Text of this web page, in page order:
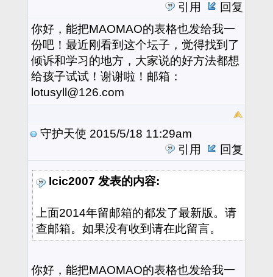
引用
回复
你好，能把MAOMAO的表格也发给我一
份吧！最近刚看到这个坛子，觉得找到了
倾诉和学习的地方，大家说的好方法都想
给孩子试试！谢谢啦！邮箱：
lotusyll@126.com
守护天使 2015/5/18 11:29am
引用
回复
Icic2007 发表的内容:
上面2014年留邮箱的都发了最新版。请
查邮箱。如果没有收到请在此留言。
你好，能把MAOMAO的表格也发给我一